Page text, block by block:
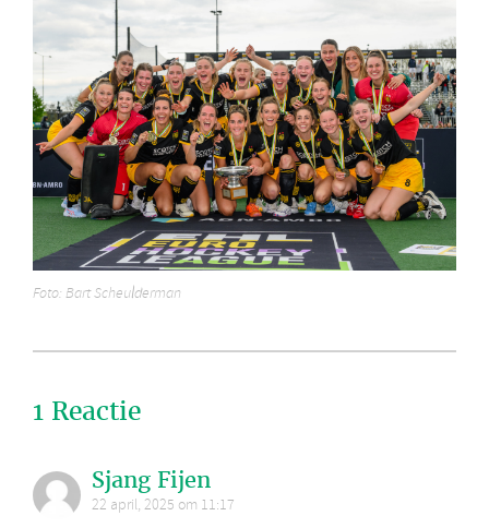
Foto: Bart Scheulderman
1 Reactie
Sjang Fijen
22 april, 2025 om 11:17